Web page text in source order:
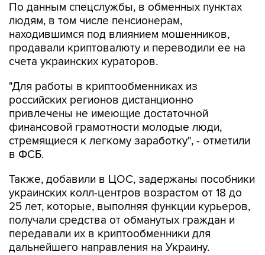
По данным спецслужбы, в обменных пунктах
людям, в том числе пенсионерам,
находившимся под влиянием мошенников,
продавали криптовалюту и переводили ее на
счета украинских кураторов.
"Для работы в криптообменниках из
российских регионов дистанционно
привлечены не имеющие достаточной
финансовой грамотности молодые люди,
стремящиеся к легкому заработку", - отметили
в ФСБ.
Также, добавили в ЦОС, задержаны пособники
украинских колл-центров возрастом от 18 до
25 лет, которые, выполняя функции курьеров,
получали средства от обманутых граждан и
передавали их в криптообменники для
дальнейшего направления на Украину.